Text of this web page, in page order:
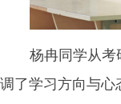
杨冉同学从
调了学习方向与心